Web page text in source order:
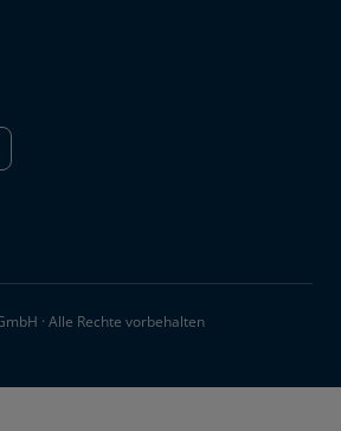
· Alle Rechte vorbehalten